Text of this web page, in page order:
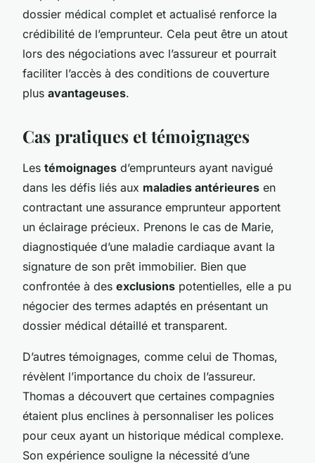
dossier médical complet et actualisé renforce la
crédibilité de l’emprunteur. Cela peut être un atout
lors des négociations avec l’assureur et pourrait
faciliter l’accès à des conditions de couverture
plus avantageuses.
Cas pratiques et témoignages
Les témoignages d’emprunteurs ayant navigué
dans les défis liés aux maladies antérieures en
contractant une assurance emprunteur apportent
un éclairage précieux. Prenons le cas de Marie,
diagnostiquée d’une maladie cardiaque avant la
signature de son prêt immobilier. Bien que
confrontée à des exclusions potentielles, elle a pu
négocier des termes adaptés en présentant un
dossier médical détaillé et transparent.
D’autres témoignages, comme celui de Thomas,
révèlent l’importance du choix de l’assureur.
Thomas a découvert que certaines compagnies
étaient plus enclines à personnaliser les polices
pour ceux ayant un historique médical complexe.
Son expérience souligne la nécessité d’une